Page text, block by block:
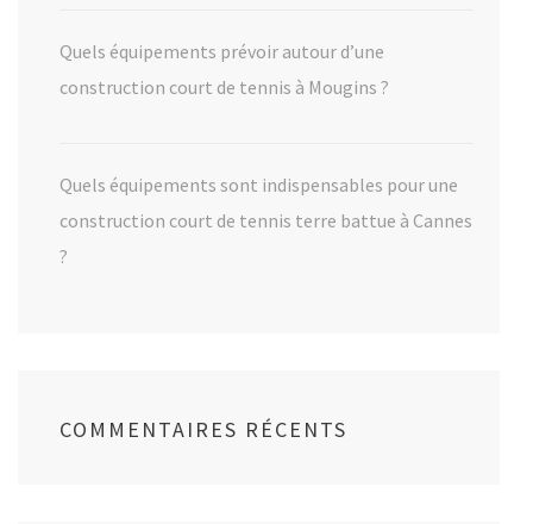
Quels équipements prévoir autour d’une
construction court de tennis à Mougins ?
Quels équipements sont indispensables pour une
construction court de tennis terre battue à Cannes
?
COMMENTAIRES RÉCENTS